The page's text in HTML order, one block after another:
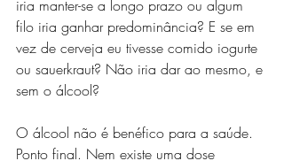
iria manter-se a longo prazo ou algum
filo iria ganhar predominância? E se em
vez de cerveja eu tivesse comido iogurte
ou sauerkraut? Não iria dar ao mesmo, e
sem o álcool?
O álcool não é benéfico para a saúde.
Ponto final. Nem existe uma dose